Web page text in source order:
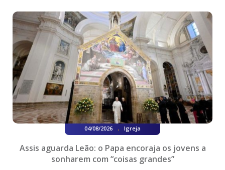
04/08/2026 . Igreja
Assis aguarda Leão: o Papa encoraja os jovens a
sonharem com “coisas grandes”